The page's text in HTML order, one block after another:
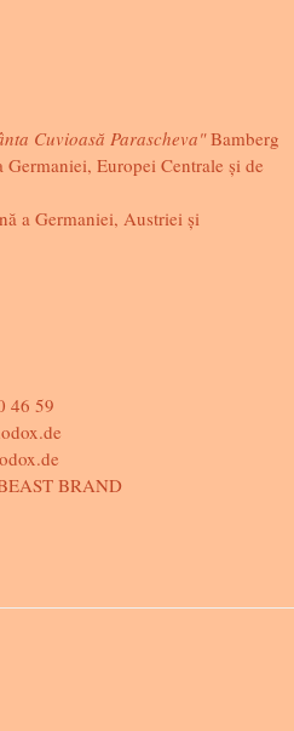
Cuvioasă Parascheva"Bamberg
Europei Centrale și de
a Germaniei, Austriei și
46 59
BRAND